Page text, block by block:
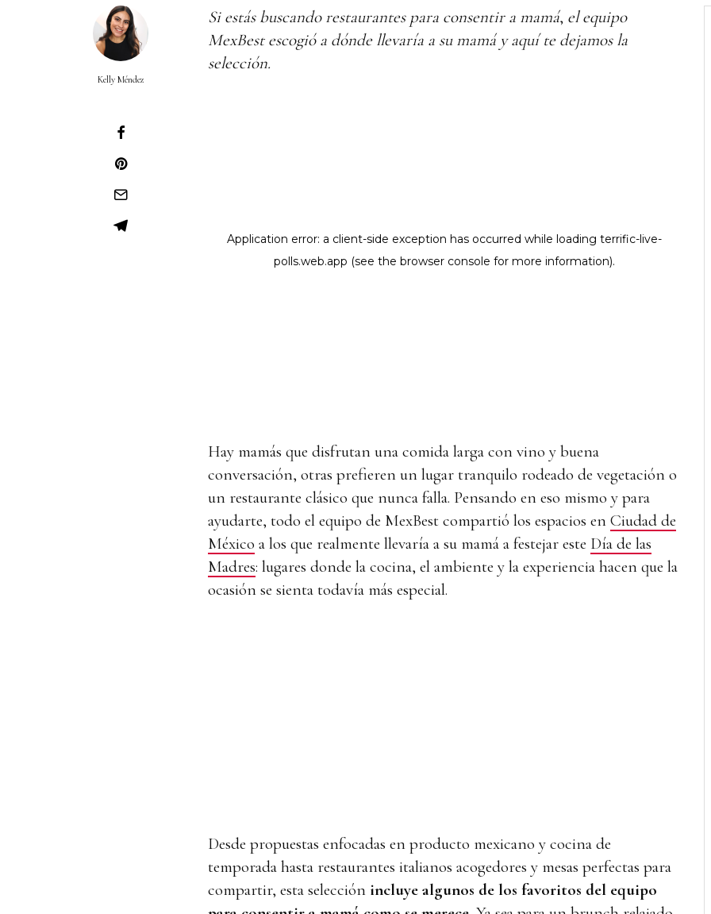
Kelly Méndez
Si estás buscando restaurantes para consentir a mamá, el equipo
MexBest escogió a dónde llevaría a su mamá y aquí te dejamos la
selección.
Hay mamás que disfrutan una comida larga con vino y buena
conversación, otras prefieren un lugar tranquilo rodeado de vegetación o
un restaurante clásico que nunca falla. Pensando en eso mismo y para
ayudarte, todo el equipo de MexBest compartió los espacios en Ciudad de
México a los que realmente llevaría a su mamá a festejar este Día de las
Madres: lugares donde la cocina, el ambiente y la experiencia hacen que la
ocasión se sienta todavía más especial.
Desde propuestas enfocadas en producto mexicano y cocina de
temporada hasta restaurantes italianos acogedores y mesas perfectas para
compartir, esta selección incluye algunos de los favoritos del equipo